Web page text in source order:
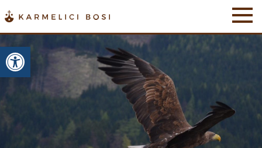
Otwórz pasek narzędzi